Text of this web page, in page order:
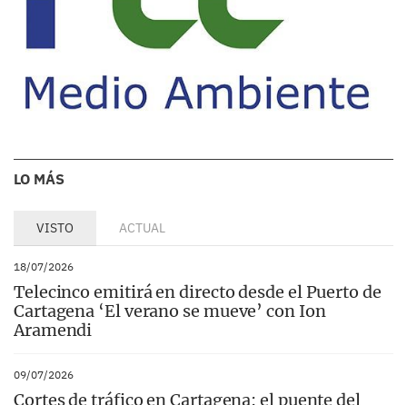
LO MÁS
VISTO ACTUAL
18/07/2026
Telecinco emitirá en directo desde el Puerto de
Cartagena ‘El verano se mueve’ con Ion
Aramendi
09/07/2026
Cortes de tráfico en Cartagena: el puente del